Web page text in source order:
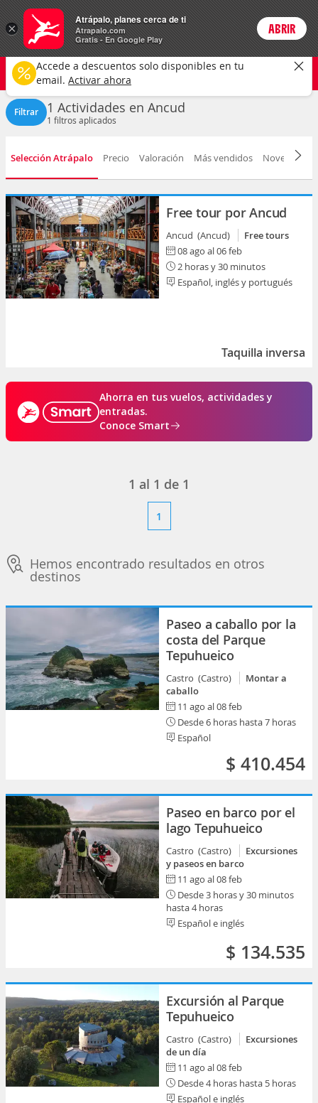
Actividades Login
Ancud ciudad
Cualquier tipo Cualquier fecha
CAMBIAR
Filtrar 1 Actividades en Ancud
1 filtros aplicados
Selección Atrápalo Precio Valoración Más vendidos Novedad
Free tour por Ancud
Ancud (Ancud)
Free tours
08 ago al 06 feb
2 horas y 30 minutos
Español, inglés y portugués
Taquilla inversa
Ahorra en tus vuelos, actividades y
entradas.
Conoce Smart
1 al 1 de 1
1
Hemos encontrado resultados en otros
destinos
Paseo a caballo por la
costa del Parque
Tepuhueico
Castro (Castro)
Montar a
caballo
11 ago al 08 feb
Desde 6 horas hasta 7 horas
Español
$ 410.454
Paseo en barco por el
lago Tepuhueico
Castro (Castro)
Excursiones
y paseos en barco
11 ago al 08 feb
Desde 3 horas y 30 minutos
hasta 4 horas
Español e inglés
$ 134.535
Excursión al Parque
Tepuhueico
Castro (Castro)
Excursiones
de un día
11 ago al 08 feb
Desde 4 horas hasta 5 horas
Español e inglés
×
Atrápalo, planes cerca de ti
Atrapalo.com
Gratis - En Google Play
ABRIR
Accede a descuentos solo disponibles en tu
email. Activar ahora